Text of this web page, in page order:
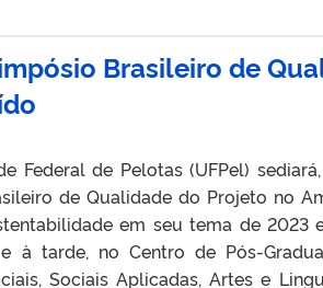
Brasileiro de
Federal de Pelotas (UFPel)
de Qualidade do Projeto no
em seu tema de 2023
à tarde, no Centro de Pós-
Sociais Aplicadas, Artes e